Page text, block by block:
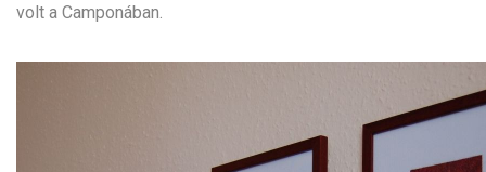
volt a Camponában.